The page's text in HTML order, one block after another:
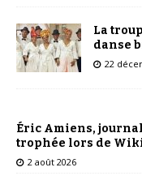
La
danse
22
Éric Amiens,
trophée lors de
2 août 2026